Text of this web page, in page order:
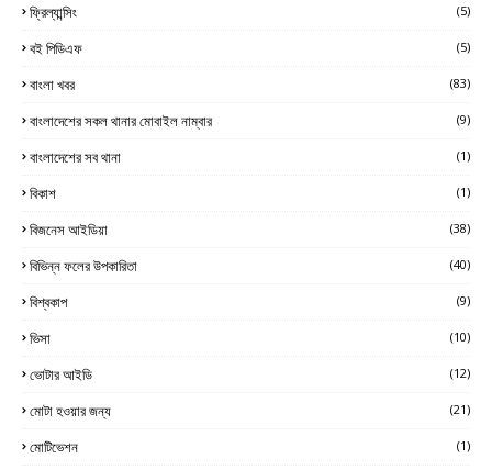
ফ্রিল্যান্সিং (5)
বই পিডিএফ (5)
বাংলা খবর (83)
বাংলাদেশের সকল থানার মোবাইল নাম্বার (9)
বাংলাদেশের সব থানা (1)
বিকাশ (1)
বিজনেস আইডিয়া (38)
বিভিন্ন ফলের উপকারিতা (40)
বিশ্বকাপ (9)
ভিসা (10)
ভোটার আইডি (12)
মোটা হওয়ার জন্য (21)
মোটিভেশন (1)